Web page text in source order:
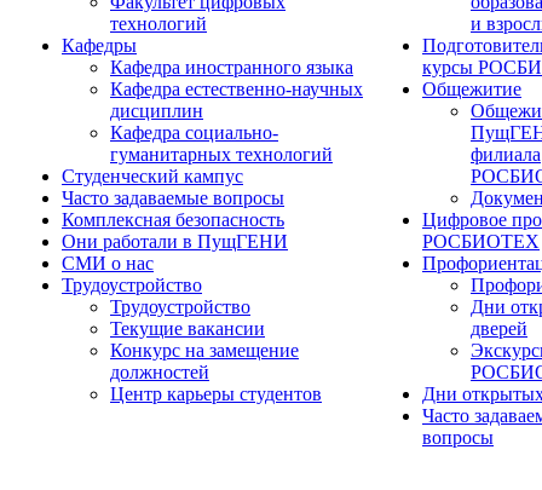
технологий
Кафедры
Кафедра иностранного языка
Кафедра естественно-научных
дисциплин
Кафедра социально-
гуманитарных технологий
Студенческий кампус
Часто задаваемые вопросы
Комплексная безопасность
Они работали в ПущГЕНИ
СМИ о нас
Трудоустройство
Трудоустройство
Текущие вакансии
Конкурс на замещение
должностей
Центр карьеры студентов
и
курсы
Общежитие
филиала
Цифровое
РОСБИОТЕХ
Дни
дверей
Дни
Часто
вопросы